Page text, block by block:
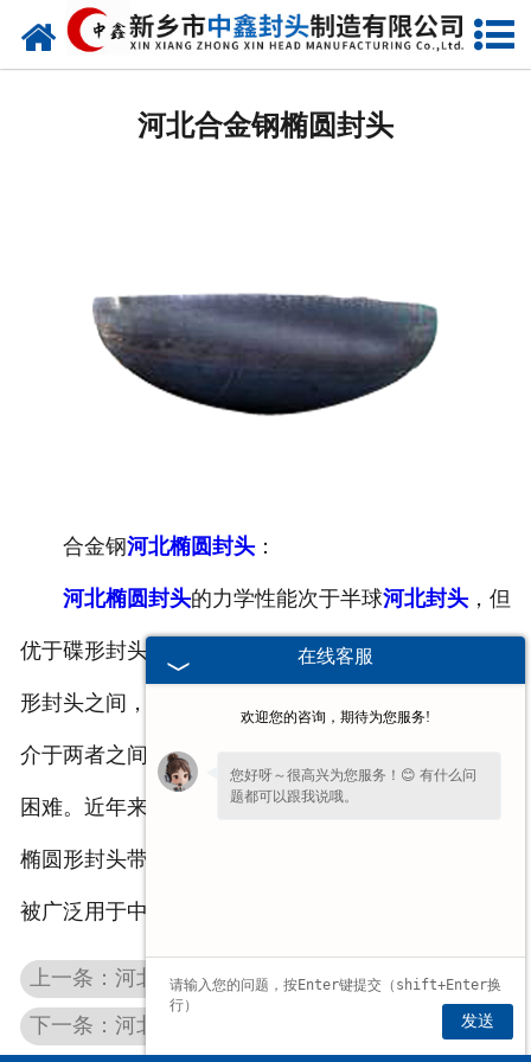
网站首页
河北椎体封头
河北库存类
河北合金钢椭圆封头
合金钢河北椭圆封头：
河北椭圆封头的力学性能次于半球河北封头，但
优于碟形封头。由于椭圆封头的深度介于半球形和碟
形封头之间，对冲压设备及模具的要求、制造难度亦
介于两者之间，即比
困难。近年来由于采用旋压制造工艺，为制造大直径
椭圆形封头带来了方便。椭圆封头因综合性能较好，
被广泛用于中低压容器。
上一条：河北椭圆封头加工
下一条：河北大直径椭圆封头
在线客服
欢迎您的咨询，期待为您服务!
您好呀～很高兴为您服务！😊 有什么问
题都可以跟我说哦。
发送